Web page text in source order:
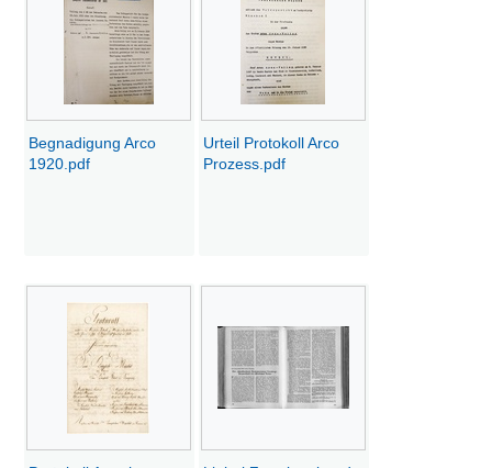
Begnadigung Arco
1920.pdf
Urteil Protokoll Arco
Prozess.pdf